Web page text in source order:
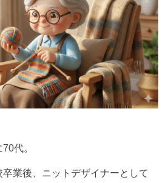
代。
業後、ニットデザイナーとして